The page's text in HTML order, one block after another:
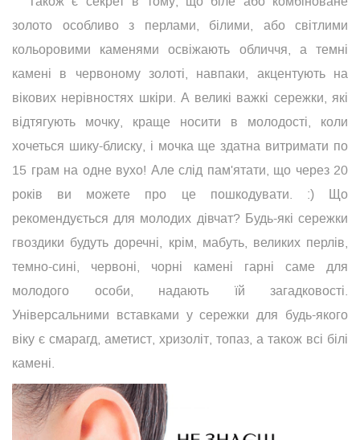
золото особливо з перлами, білими, або світлими
кольоровими каменями освіжають обличчя, а темні
камені в червоному золоті, навпаки, акцентують на
вікових нерівностях шкіри. А великі важкі сережки, які
відтягують мочку, краще носити в молодості, коли
хочеться шику-блиску, і мочка ще здатна витримати по
15 грам на одне вухо! Але слід пам'ятати, що через 20
років ви можете про це пошкодувати. :) Що
рекомендується для молодих дівчат? Будь-які сережки
гвоздики будуть доречні, крім, мабуть, великих перлів,
темно-сині, червоні, чорні камені гарні саме для
молодого особи, надають їй загадковості.
Універсальними вставками у сережки для будь-якого
віку є смарагд, аметист, хризоліт, топаз, а також всі білі
камені.